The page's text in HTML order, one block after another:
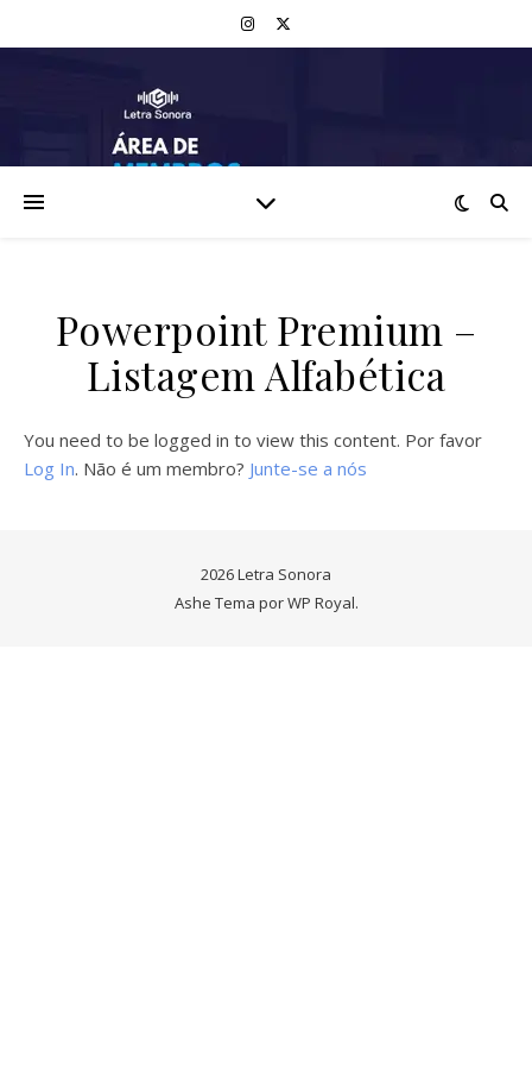
Powerpoint Premium –
Listagem Alfabética
You need to be logged in to view this content. Por favor
Log In. Não é um membro? Junte-se a nós
2026 Letra Sonora
Ashe Tema porWP Royal.